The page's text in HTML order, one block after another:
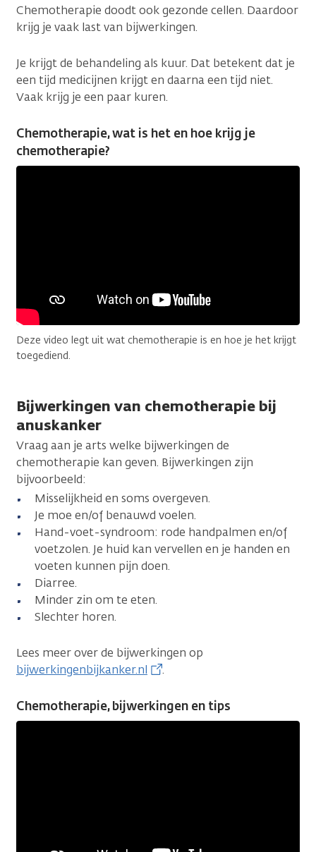
Chemotherapie doodt ook gezonde cellen. Daardoor
krijg je vaak last van bijwerkingen.
Je krijgt de behandeling als kuur. Dat betekent dat je
een tijd medicijnen krijgt en daarna een tijd niet.
Vaak krijg je een paar kuren.
Chemotherapie, wat is het en hoe krijg je
chemotherapie?
Deze video legt uit wat chemotherapie is en hoe je het krijgt
toegediend.
Bijwerkingen van chemotherapie bij
anuskanker
Vraag aan je arts welke bijwerkingen de
chemotherapie kan geven. Bijwerkingen zijn
bijvoorbeeld:
Misselijkheid en soms overgeven.
Je moe en/of benauwd voelen.
Hand-voet-syndroom: rode handpalmen en/of
voetzolen. Je huid kan vervellen en je handen en
voeten kunnen pijn doen.
Diarree.
Minder zin om te eten.
Slechter horen.
Lees meer over de bijwerkingen op
bijwerkingenbijkanker.nl
.
Chemotherapie, bijwerkingen en tips